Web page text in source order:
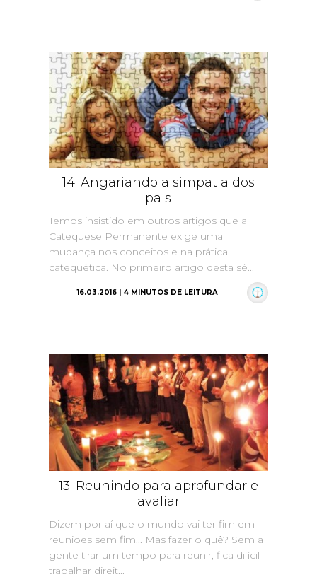
14. Angariando a simpatia dos
pais
Temos insistido em outros artigos que a
Catequese Permanente exige uma
mudança nos conceitos e na prática
catequética. No primeiro artigo desta sé...
16.03.2016 | 4 MINUTOS DE LEITURA
13. Reunindo para aprofundar e
avaliar
Dizem por aí que o mundo vai ter fim em
reuniões sem fim... Mas fazer o quê? Sem a
gente tirar um tempo para reunir, fica difícil
trabalhar direit...